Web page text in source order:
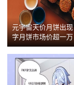
元宇宙天价月饼出
字月饼市场价超一万